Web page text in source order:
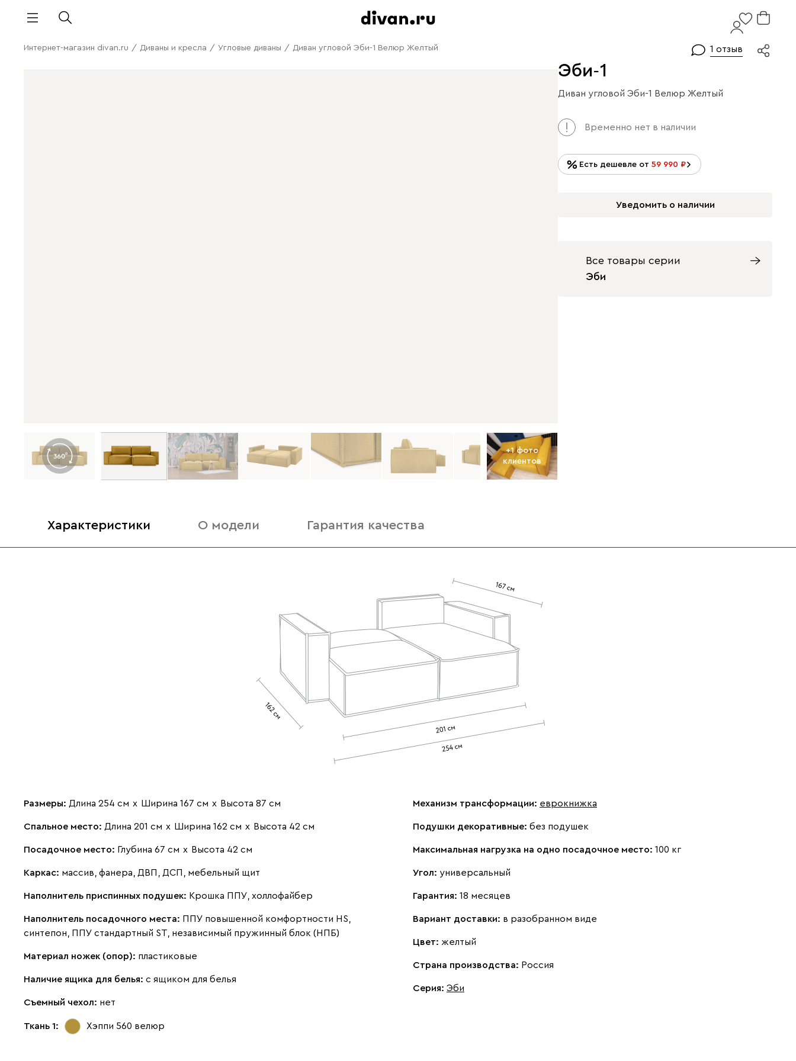
Интернет-магазин divan.ru / Диваны и кресла / Угловые диваны / Диван угловой Эби-1 Велюр Желтый
+1 фото
клиентов
1 отзыв
Эби-1
Диван угловой Эби-1 Велюр Желтый
Арт. 131170
Временно нет в наличии
Есть дешевле от 59 990
Уведомить о наличии
Все товары серии
Эби
Характеристики О модели Гарантия качества
Размеры: Длина 254 см х Ширина 167 см х Высота 87 см
Спальное место: Длина 201 см х Ширина 162 см х Высота 42 см
Посадочное место: Глубина 67 см х Высота 42 см
Каркас: массив, фанера, ДВП, ДСП, мебельный щит
Наполнитель приспинных подушек: Крошка ППУ, холлофайбер
Наполнитель посадочного места: ППУ повышенной комфортности HS,
синтепон, ППУ стандартный ST, независимый пружинный блок (НПБ)
Материал ножек (опор): пластиковые
Наличие ящика для белья: с ящиком для белья
Съемный чехол: нет
Ткань 1: Хэппи 560 велюр
Механизм трансформации: еврокнижка
Подушки декоративные: без подушек
Максимальная нагрузка на одно посадочное место: 100 кг
Угол: универсальный
Гарантия: 18 месяцев
Вариант доставки: в разобранном виде
Цвет: желтый
Страна производства: Россия
Серия: Эби